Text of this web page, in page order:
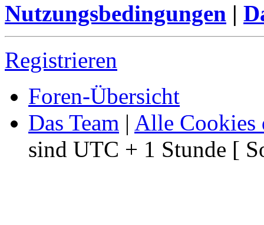
Nutzungsbedingungen |
Registrieren
Foren-Übersicht
Das Team | Alle Cookies
sind UTC + 1 Stunde [